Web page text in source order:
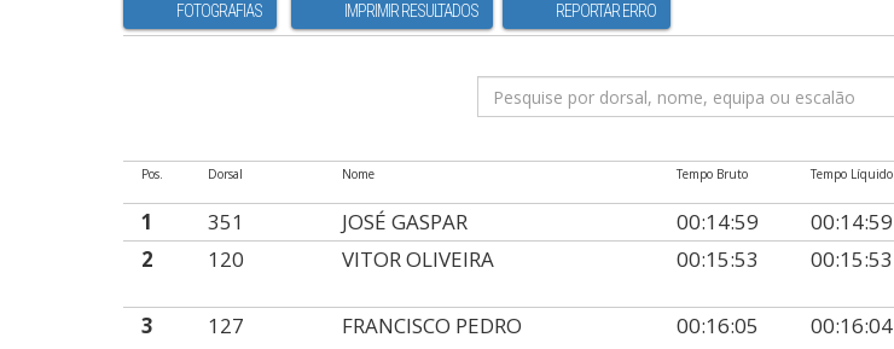
FOTOGRAFIAS IMPRIMIR RESULTADOS REPORTAR ERRO
Pos. Dorsal Nome Tempo Bruto Tempo Líquido
1 351 JOSÉ GASPAR 00:14:59 00:14:59
2
120 VITOR OLIVEIRA 00:15:53 00:15:53
3 127 FRANCISCO PEDRO 00:16:05 00:16:04